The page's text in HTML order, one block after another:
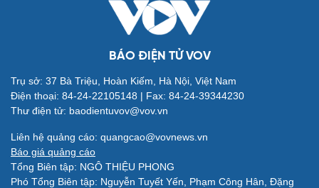
Dinh dưỡng - món ngon
Cây thuốc
Sản phụ khoa
Nhi khoa
Làm đẹp - giảm cân
Phòng mạch online
Đời sống
Nhà đẹp
Văn hóa
Sân khấu - Điện ảnh
BÁO ĐIỆN TỬ VOV
Trụ sở: 37 Bà Triệu, Hoàn Kiếm, Hà Nội, Việt Nam
Điện thoại: 84-24-22105148 | Fax: 84-24-39344230
Thư điện tử: baodientuvov@vov.vn
Liên hệ quảng cáo: quangcao@vovnews.vn
Báo giá quảng cáo
Tổng Biên tập: NGÔ THIỆU PHONG
Phó Tổng Biên tập: Nguyễn Tuyết Yến, Phạm Công Hân, Đặng